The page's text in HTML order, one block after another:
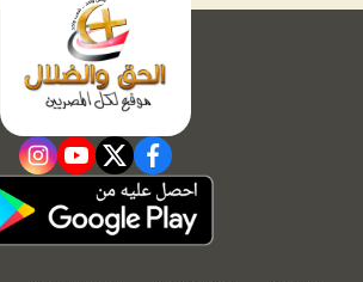
facebook
twitter
youtube